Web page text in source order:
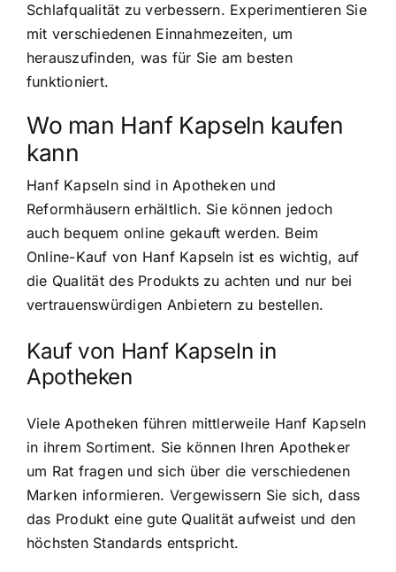
Schlafqualität zu verbessern. Experimentieren Sie
mit verschiedenen Einnahmezeiten, um
herauszufinden, was für Sie am besten
funktioniert.
Wo man Hanf Kapseln kaufen
kann
Hanf Kapseln sind in Apotheken und
Reformhäusern erhältlich. Sie können jedoch
auch bequem online gekauft werden. Beim
Online-Kauf von Hanf Kapseln ist es wichtig, auf
die Qualität des Produkts zu achten und nur bei
vertrauenswürdigen Anbietern zu bestellen.
Kauf von Hanf Kapseln in
Apotheken
Viele Apotheken führen mittlerweile Hanf Kapseln
in ihrem Sortiment. Sie können Ihren Apotheker
um Rat fragen und sich über die verschiedenen
Marken informieren. Vergewissern Sie sich, dass
das Produkt eine gute Qualität aufweist und den
höchsten Standards entspricht.